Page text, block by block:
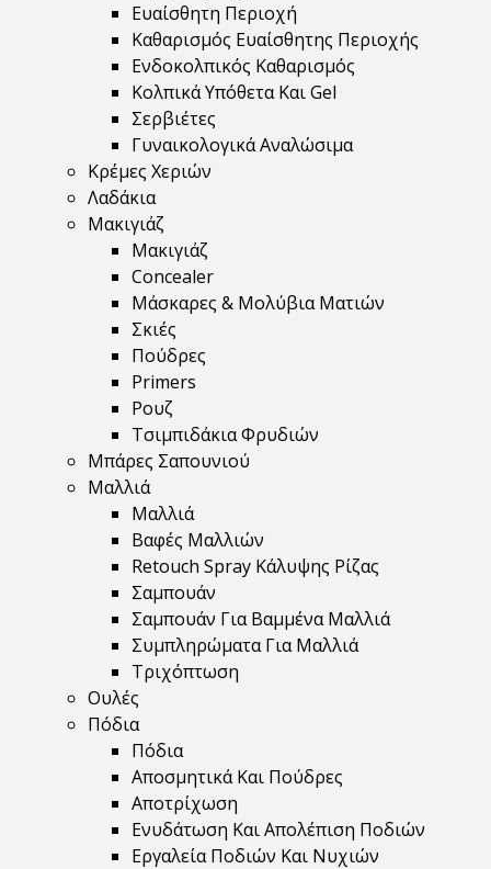
Ευαίσθητη Περιοχή
Καθαρισμός Ευαίσθητης Περιοχής
Ενδοκολπικός Καθαρισμός
Κολπικά Υπόθετα Και Gel
Σερβιέτες
Γυναικολογικά Αναλώσιμα
Κρέμες Χεριών
Λαδάκια
Μακιγιάζ
Μακιγιάζ
Concealer
Μάσκαρες & Μολύβια Ματιών
Σκιές
Πούδρες
Primers
Ρουζ
Τσιμπιδάκια Φρυδιών
Μπάρες Σαπουνιού
Μαλλιά
Μαλλιά
Βαφές Μαλλιών
Retouch Spray Κάλυψης Ρίζας
Σαμπουάν
Σαμπουάν Για Βαμμένα Μαλλιά
Συμπληρώματα Για Μαλλιά
Τριχόπτωση
Ουλές
Πόδια
Πόδια
Αποσμητικά Και Πούδρες
Αποτρίχωση
Ενυδάτωση Και Απολέπιση Ποδιών
Εργαλεία Ποδιών Και Νυχιών